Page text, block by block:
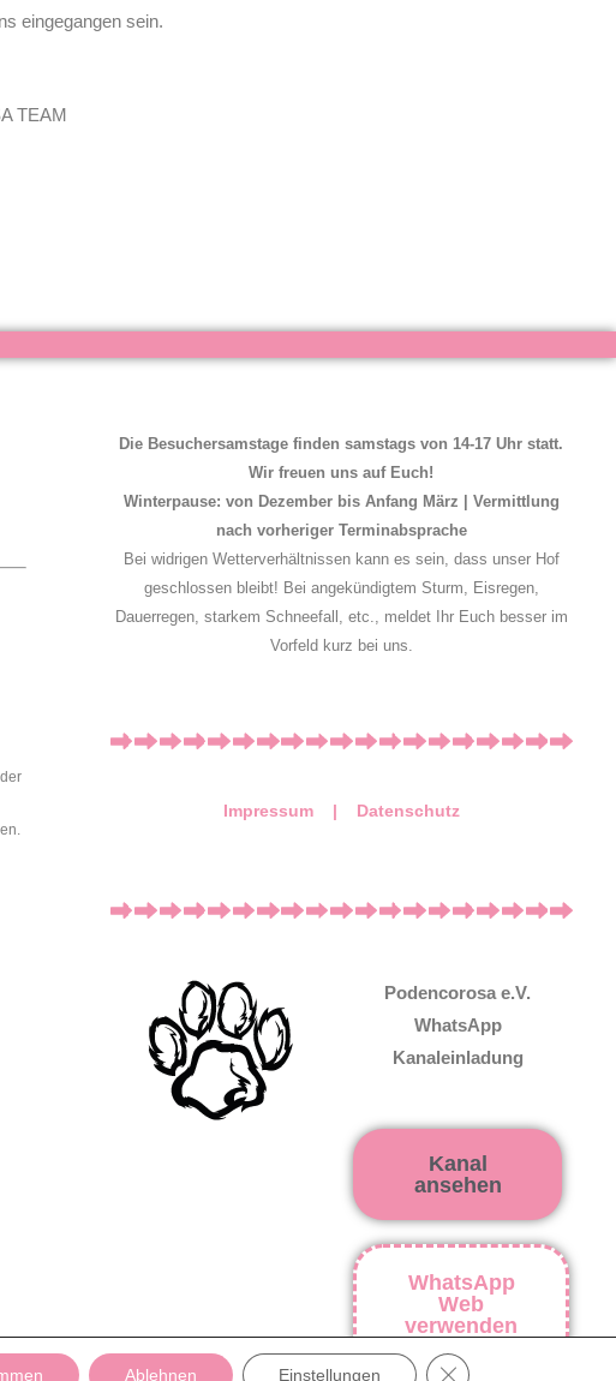
eingegangen sein.
TEAM
Die Besuchersamstage finden samstags von 14-17 Uhr statt.
Wir freuen uns auf Euch!
Winterpause: von Dezember bis Anfang März | Vermittlung
nach vorheriger Terminabsprache
Bei widrigen Wetterverhältnissen kann es sein, dass unser Hof
geschlossen bleibt! Bei angekündigtem Sturm, Eisregen,
Dauerregen, starkem Schneefall, etc., meldet Ihr Euch besser im
Vorfeld kurz bei uns.
Impressum | Datenschutz
Podencorosa e.V.
WhatsApp
Kanaleinladung
Kanal
ansehen
WhatsApp
Web
verwenden
Ablehnen Einstellungen GDPR Cookie-